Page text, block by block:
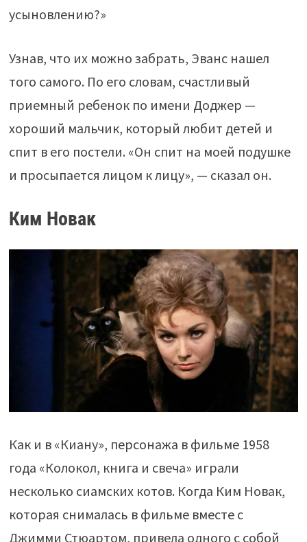
усыновлению?»
Узнав, что их можно забрать, Эванс нашел
того самого. По его словам, счастливый
приемный ребенок по имени Доджер —
хороший мальчик, который любит детей и
спит в его постели. «Он спит на моей подушке
и просыпается лицом к лицу», — сказал он.
Ким Новак
Как и в «Киану», персонажа в фильме 1958
года «Колокол, книга и свеча» играли
несколько сиамских котов. Когда Ким Новак,
которая снималась в фильме вместе с
Джимми Стюартом, привела одного с собой